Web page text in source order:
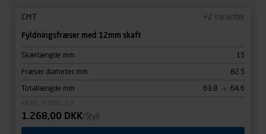
CMT +2 varianter
Fyldningsfræser med 12mm skaft
Skærlængde mm 15
Fræser diameter mm 82.5
Totallængde mm 63.8
64.6
1.268,00 DKK/Styk